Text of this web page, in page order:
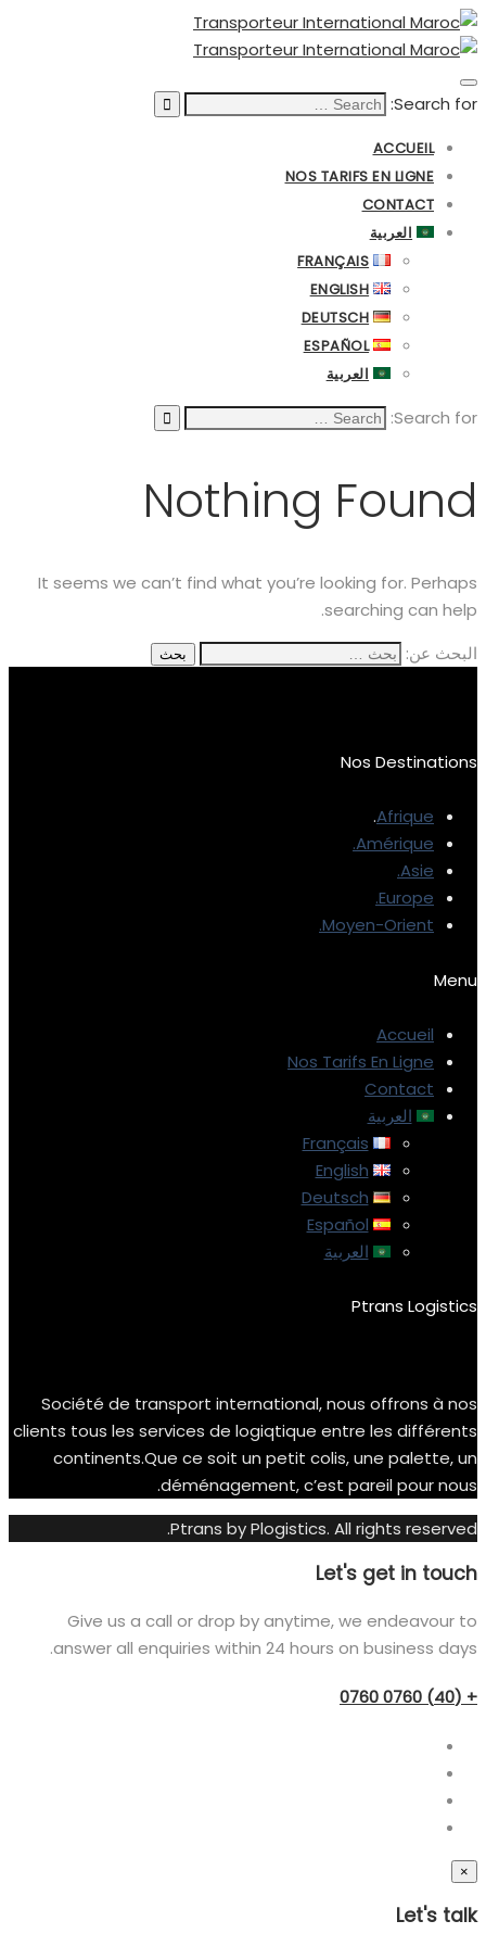
Search for:
ACCUEIL
NOS TARIFS EN LIGNE
CONTACT
العربية
FRANÇAIS
ENGLISH
DEUTSCH
ESPAÑOL
العربية
Search for:
Nothing Found
It seems we can’t find what you’re looking for. Perhaps
searching can help.
البحث عن:
Nos Destinations
Afrique
.
Amérique.
Asie.
Europe.
Moyen-Orient.
Menu
Accueil
Nos Tarifs En Ligne
Contact
العربية
Français
English
Deutsch
Español
العربية
Ptrans Logistics
Société de transport international, nous offrons à nos
clients tous les services de logiqtique entre les différents
continents.Que ce soit un petit colis, une palette, un
déménagement, c’est pareil pour nous.
Ptrans by Plogistics. All rights reserved.
Let's get in touch
Give us a call or drop by anytime, we endeavour to
answer all enquiries within 24 hours on business days.
+ (40) 0760 0760
×
Let's talk